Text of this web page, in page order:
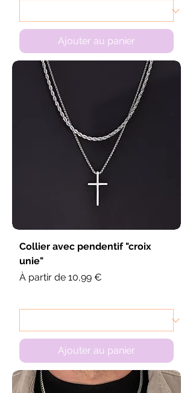
Ajouter au panier
Collier avec pendentif "croix
unie"
À partir de 10,99 €
Prix promotionnel
Ajouter au panier